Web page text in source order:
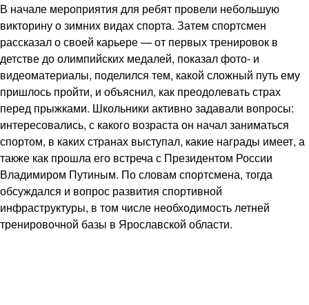
В начале мероприятия для ребят провели небольшую
викторину о зимних видах спорта. Затем спортсмен
рассказал о своей карьере — от первых тренировок в
детстве до олимпийских медалей, показал фото- и
видеоматериалы, поделился тем, какой сложный путь ему
пришлось пройти, и объяснил, как преодолевать страх
перед прыжками. Школьники активно задавали вопросы:
интересовались, с какого возраста он начал заниматься
спортом, в каких странах выступал, какие награды имеет, а
также как прошла его встреча с Президентом России
Владимиром Путиным. По словам спортсмена, тогда
обсуждался и вопрос развития спортивной
инфраструктуры, в том числе необходимость летней
тренировочной базы в Ярославской области.